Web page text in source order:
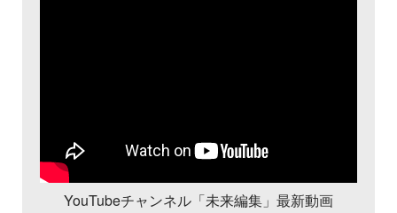
YouTubeチャンネル「未来編集」最新動画